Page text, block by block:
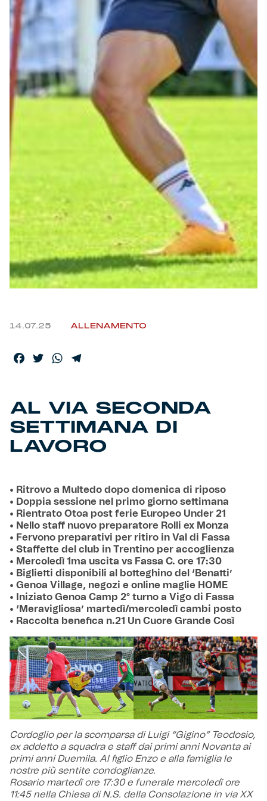
Robe di Kappa x Genoa
Vintage Collection
Red&Blue Voices
Kids
Party
Outlet
Caffè Boasi x Genoa
Isolani x Genoa
Gift Card Online Store
14.07.25 ALLENAMENTO
Facebook
TwitterWhatsApp
AL VIA SECONDA
SETTIMANA DI
LAVORO
• Ritrovo a Multedo dopo domenica di riposo
• Doppia sessione nel primo giorno settimana
• Rientrato Otoa post ferie Europeo Under 21
• Nello staff nuovo preparatore Rolli ex Monza
• Fervono preparativi per ritiro in Val di Fassa
• Staffette del club in Trentino per accoglienza
• Mercoledì 1ma uscita vs Fassa C. ore 17:30
• Biglietti disponibili al botteghino del ‘Benatti’
• Genoa Village, negozi e online maglie HOME
• Iniziato Genoa Camp 2° turno a Vigo di Fassa
• ‘Meravigliosa’ martedì/mercoledì cambi posto
• Raccolta benefica n.21 Un Cuore Grande Così
Cordoglio per la scomparsa di Luigi “Gigino” Teodosio,
ex addetto a squadra e staff dai primi anni Novanta ai
primi anni Duemila. Al figlio Enzo e alla famiglia le
nostre più sentite condoglianze.
Rosario martedì ore 17:30 e funerale mercoledì ore
11:45 nella Chiesa di N.S. della Consolazione in via XX